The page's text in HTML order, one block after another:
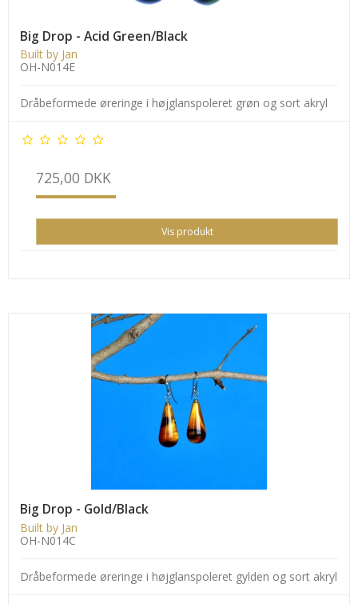
Big Drop - Acid Green/Black
Built by Jan
OH-N014E
Dråbeformede øreringe i højglanspoleret grøn og sort akryl
725,00 DKK
Vis produkt
Big Drop - Gold/Black
Built by Jan
OH-N014C
Dråbeformede øreringe i højglanspoleret gylden og sort akryl